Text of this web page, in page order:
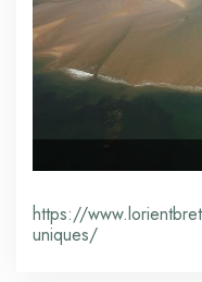
https://
uniques/